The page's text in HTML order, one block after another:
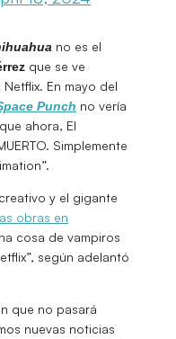
no es el
que se ve
En mayo del
Punch no vería
ahora, El
Simplemente
y el gigante
obras en
cosa de vampiros
según adelantó
que no pasará
nuevas noticias